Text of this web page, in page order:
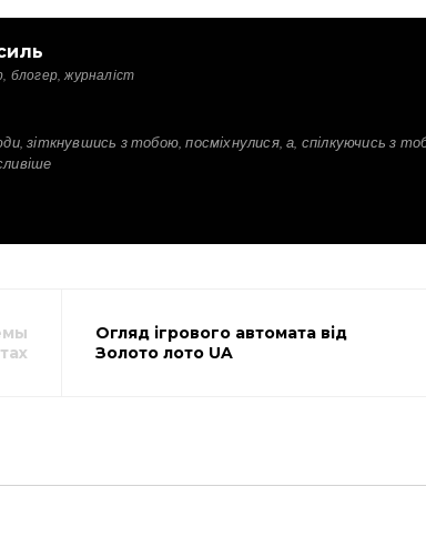
блогер, журналіст
зіткнувшись з тобою, посміхнулися, а, спілкуючись з
Огляд ігрового автомата від
Золото лото UA